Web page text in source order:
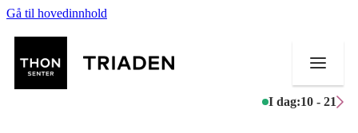
Gå til hovedinnhold
I dag:10 - 21